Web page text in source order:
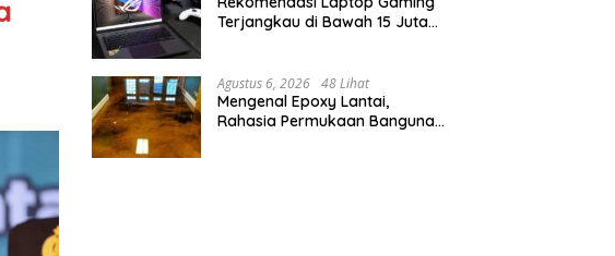
Terjangkau di Bawah 15 Juta
Agustus 6, 2026 48 Lihat
Mengenal Epoxy Lantai,
Rahasia Permukaan Bangunan